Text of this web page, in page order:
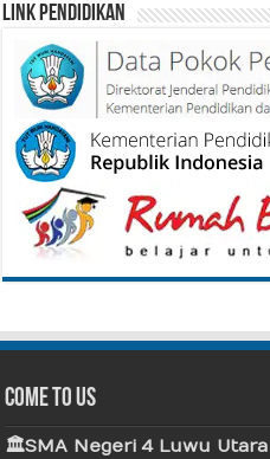
Link Pendidikan
Come To Us
🏛 SMA Negeri 4 Luwu Utara